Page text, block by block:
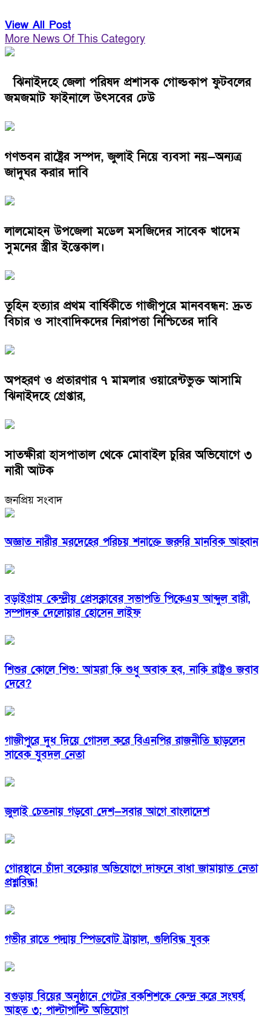
View All Post
More News Of This Category
ঝিনাইদহে জেলা পরিষদ প্রশাসক গোল্ডকাপ ফুটবলের
জমজমাট ফাইনালে উৎসবের ঢেউ
গণভবন রাষ্ট্রের সম্পদ, জুলাই নিয়ে ব্যবসা নয়—অন্যত্র
জাদুঘর করার দাবি
লালমোহন উপজেলা মডেল মসজিদের সাবেক খাদেম
সুমনের স্ত্রীর ইন্তেকাল।
তুহিন হত্যার প্রথম বার্ষিকীতে গাজীপুরে মানববন্ধন: দ্রুত
বিচার ও সাংবাদিকদের নিরাপত্তা নিশ্চিতের দাবি
অপহরণ ও প্রতারণার ৭ মামলার ওয়ারেন্টভুক্ত আসামি
ঝিনাইদহে গ্রেপ্তার,
সাতক্ষীরা হাসপাতাল থেকে মোবাইল চুরির অভিযোগে ৩
নারী আটক
জনপ্রিয় সংবাদ
অজ্ঞাত নারীর মরদেহের পরিচয় শনাক্তে জরুরি মানবিক আহ্বান
বড়াইগ্রাম কেন্দ্রীয় প্রেসক্লাবের সভাপতি পিকেএম আব্দুল বারী,
সম্পাদক দেলোয়ার হোসেন লাইফ
শিশুর কোলে শিশু: আমরা কি শুধু অবাক হব, নাকি রাষ্ট্রও জবাব
দেবে?
গাজীপুরে দুধ দিয়ে গোসল করে বিএনপির রাজনীতি ছাড়লেন
সাবেক যুবদল নেতা
জুলাই চেতনায় গড়বো দেশ—সবার আগে বাংলাদেশ
গোরস্থানে চাঁদা বকেয়ার অভিযোগে দাফনে বাধা জামায়াত নেতা
প্রশ্নবিদ্ধ!
গভীর রাতে পদ্মায় স্পিডবোট ট্রায়াল, গুলিবিদ্ধ যুবক
বগুড়ায় বিয়ের অনুষ্ঠানে গেটের বকশিশকে কেন্দ্র করে সংঘর্ষ,
আহত ৩; পাল্টাপাল্টি অভিযোগ